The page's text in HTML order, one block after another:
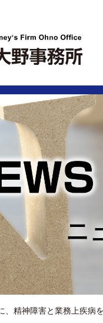
ニ
、精神障害と業務上疾病